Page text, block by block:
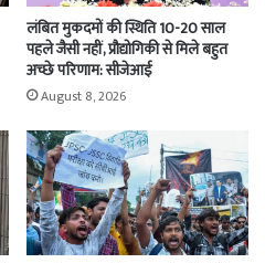
लंबित मुकदमों की स्थिति 10-20 साल
पहले जैसी नहीं, प्रौद्योगिकी से मिले बहुत
अच्छे परिणाम: सीजेआई
August 8, 2026